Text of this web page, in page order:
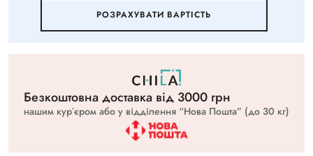
РОЗРАХУВАТИ ВАРТIСТЬ
Безкоштовна доставка вiд 3000 грн
нашим курʼєром або у відділення “Нова Пошта” (до 30 кг)